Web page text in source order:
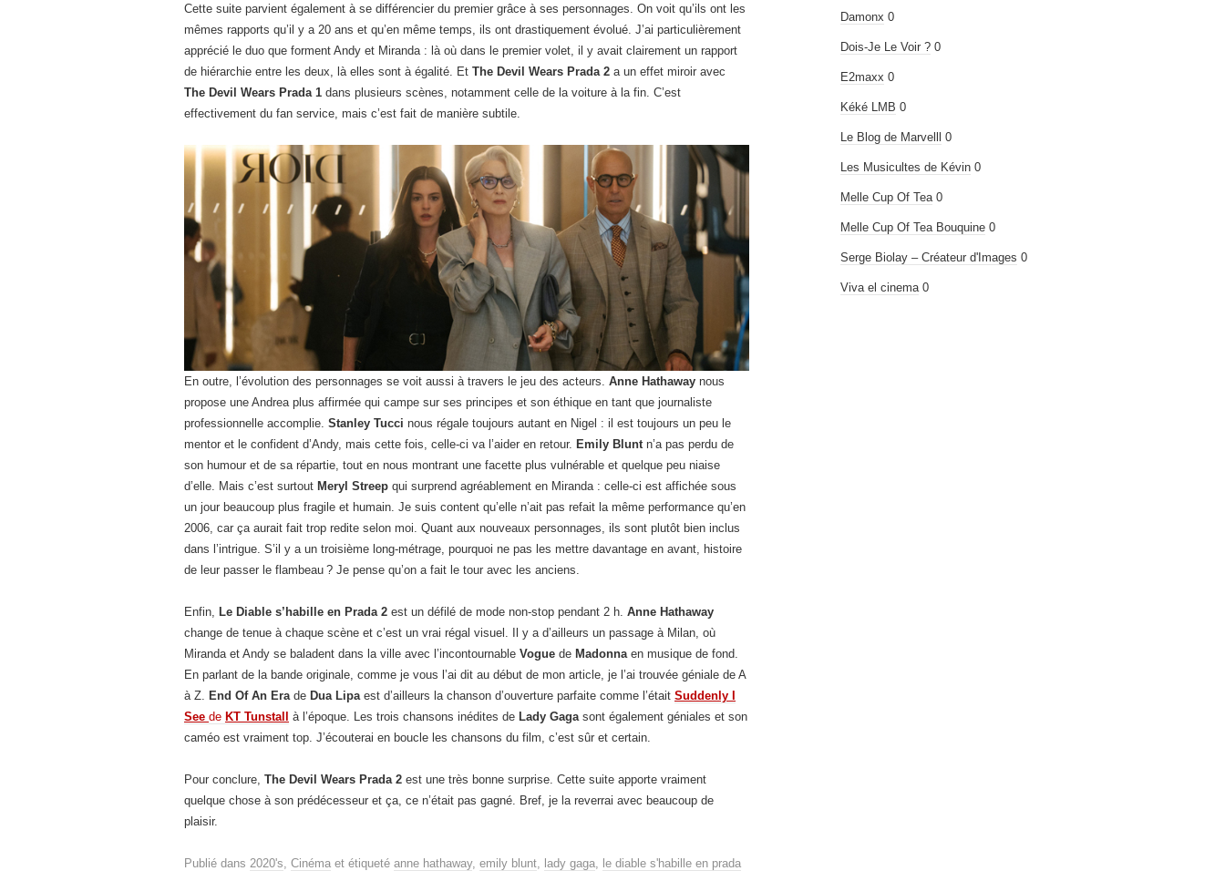
Cette suite parvient également à se différencier du premier grâce à ses personnages. On voit qu’ils ont les
mêmes rapports qu’il y a 20 ans et qu’en même temps, ils ont drastiquement évolué. J’ai particulièrement
apprécié le duo que forment Andy et Miranda : là où dans le premier volet, il y avait clairement un rapport
de hiérarchie entre les deux, là elles sont à égalité. Et The Devil Wears Prada 2 a un effet miroir avec
The Devil Wears Prada 1 dans plusieurs scènes, notamment celle de la voiture à la fin. C’est
effectivement du fan service, mais c’est fait de manière subtile.
En outre, l’évolution des personnages se voit aussi à travers le jeu des acteurs. Anne Hathaway nous
propose une Andrea plus affirmée qui campe sur ses principes et son éthique en tant que journaliste
professionnelle accomplie. Stanley Tucci nous régale toujours autant en Nigel : il est toujours un peu le
mentor et le confident d’Andy, mais cette fois, celle-ci va l’aider en retour. Emily Blunt n’a pas perdu de
son humour et de sa répartie, tout en nous montrant une facette plus vulnérable et quelque peu niaise
d’elle. Mais c’est surtout Meryl Streep qui surprend agréablement en Miranda : celle-ci est affichée sous
un jour beaucoup plus fragile et humain. Je suis content qu’elle n’ait pas refait la même performance qu’en
2006, car ça aurait fait trop redite selon moi. Quant aux nouveaux personnages, ils sont plutôt bien inclus
dans l’intrigue. S’il y a un troisième long-métrage, pourquoi ne pas les mettre davantage en avant, histoire
de leur passer le flambeau ? Je pense qu’on a fait le tour avec les anciens.
Enfin, Le Diable s’habille en Prada 2 est un défilé de mode non-stop pendant 2 h. Anne Hathaway
change de tenue à chaque scène et c’est un vrai régal visuel. Il y a d’ailleurs un passage à Milan, où
Miranda et Andy se baladent dans la ville avec l’incontournable Vogue de Madonna en musique de fond.
En parlant de la bande originale, comme je vous l’ai dit au début de mon article, je l’ai trouvée géniale de A
à Z.
End Of An Era de Dua Lipa est d’ailleurs la chanson d’ouverture parfaite comme l’était Suddenly I
See de KT Tunstall à l’époque. Les trois chansons inédites de Lady Gaga sont également géniales et son
caméo est vraiment top. J’écouterai en boucle les chansons du film, c’est sûr et certain.
Pour conclure, The Devil Wears Prada 2 est une très bonne surprise. Cette suite apporte vraiment
quelque chose à son prédécesseur et ça, ce n’était pas gagné. Bref, je la reverrai avec beaucoup de
plaisir.
Publié dans 2020's Cinéma et étiqueté anne hathaway, emily blunt lady gaga
le diable s'habille en prada
Damonx 0
Dois-Je Le Voir ? 0
E2maxx 0
Kéké LMB 0
Le Blog de Marvelll 0
Les Musicultes de Kévin 0
Melle Cup Of Tea 0
Melle Cup Of Tea Bouquine 0
Serge Biolay – Créateur d'Images 0
Viva el cinema 0